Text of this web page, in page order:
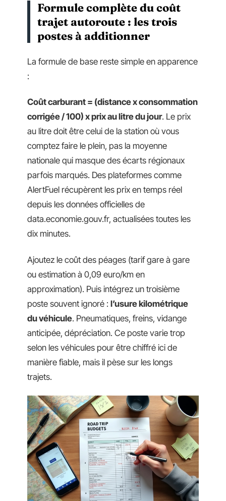
Formule complète du coût
trajet autoroute : les trois
postes à additionner
La formule de base reste simple en apparence
:
Coût carburant = (distance x consommation
corrigée / 100) x prix au litre du jour. Le prix
au litre doit être celui de la station où vous
comptez faire le plein, pas la moyenne
nationale qui masque des écarts régionaux
parfois marqués. Des plateformes comme
AlertFuel récupèrent les prix en temps réel
depuis les données officielles de
data.economie.gouv.fr, actualisées toutes les
dix minutes.
Ajoutez le coût des péages (tarif gare à gare
ou estimation à 0,09 euro/km en
approximation). Puis intégrez un troisième
poste souvent ignoré : l’usure kilométrique
du véhicule. Pneumatiques, freins, vidange
anticipée, dépréciation. Ce poste varie trop
selon les véhicules pour être chiffré ici de
manière fiable, mais il pèse sur les longs
trajets.